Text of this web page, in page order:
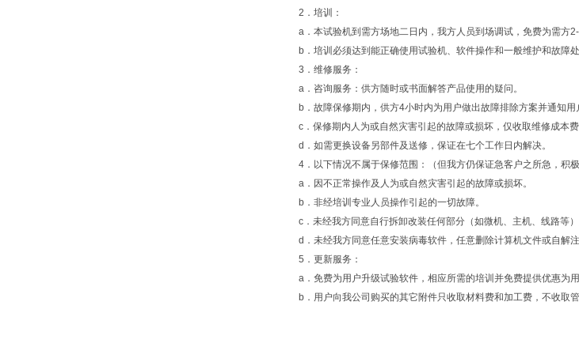
2．培训：
a．本试验机到需方场地二日内，我方人员到场调试，免费为需方
b．培训必须达到能正确使用试验机、软件操作和一般维护和故障处
3．维修服务：
a．咨询服务：供方随时或书面解答产品使用的疑问。
b．故障保修期内，供方4小时内为用户做出故障排除方案并通知
c．保修期内人为或自然灾害引起的故障或损坏，仅收取维修成本费
d．如需更换设备另部件及送修，保证在七个工作日内解决。
4．以下情况不属于保修范围：（但我方仍保证急客户之所急，积
a．因不正常操作及人为或自然灾害引起的故障或损坏。
b．非经培训专业人员操作引起的一切故障。
c．未经我方同意自行拆卸改装任何部分（如微机、主机、线路等）
d．未经我方同意任意安装病毒软件，任意删除计算机文件或自解
5．更新服务：
a．免费为用户升级试验软件，相应所需的培训并免费提供优惠为
b．用户向我公司购买的其它附件只收取材料费和加工费，不收取管